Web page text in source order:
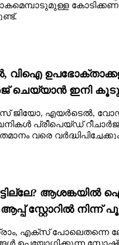
വിഐ
ചെയ്യാൻ ഇനി
ജിയോ,​ എയർടെൽ,​
പ്രീപെയ്ഡ്
വരെ
സ്റ്റോറിൽ നിന്ന്
എക്‌സ് പോലെതന്നെ